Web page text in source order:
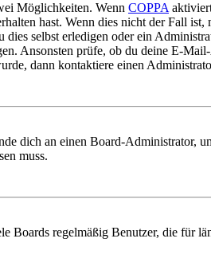
Möglichkeiten. Wenn COPPA
hast. Wenn dies nicht der Fall ist,
selbst erledigen oder ein
Ansonsten prüfe, ob du deine E-
dann kontaktiere einen
dich an einen Board-Administrator,
muss.
Boards regelmäßig Benutzer, die für